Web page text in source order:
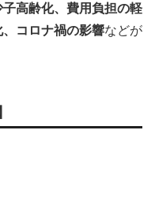
子高齢化、費用負担の軽
コロナ禍の影響などが